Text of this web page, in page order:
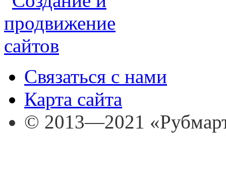
Связаться с нами
Карта сайта
© 2013—2021